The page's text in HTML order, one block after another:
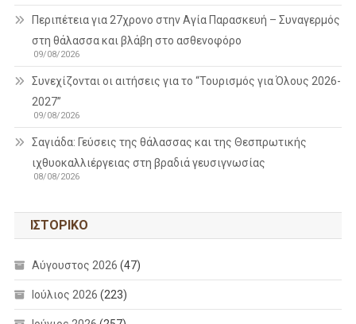
Περιπέτεια για 27χρονο στην Αγία Παρασκευή – Συναγερμός
στη θάλασσα και βλάβη στο ασθενοφόρο
09/08/2026
Συνεχίζονται οι αιτήσεις για το “Τουρισμός για Όλους 2026-
2027”
09/08/2026
Σαγιάδα: Γεύσεις της θάλασσας και της Θεσπρωτικής
ιχθυοκαλλιέργειας στη βραδιά γευσιγνωσίας
08/08/2026
ΙΣΤΟΡΙΚΌ
Αύγουστος 2026 (47)
Ιούλιος 2026 (223)